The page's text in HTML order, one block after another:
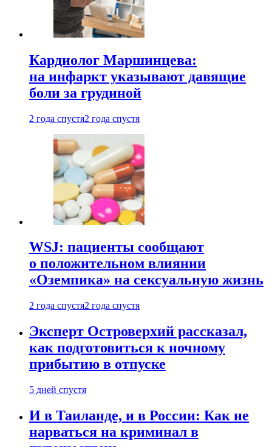
Кардиолог Маршинцева:
на инфаркт указывают давящие
боли за грудиной
2 года спустя2 года спустя
WSJ: пациенты сообщают
о положительном влиянии
«Оземпика» на сексуальную жизнь
2 года спустя2 года спустя
Эксперт Островерхий рассказал,
как подготовиться к ночному
прибытию в отпуске
5 дней спустя
И в Таиланде, и в России: Как не
нарваться на криминал в